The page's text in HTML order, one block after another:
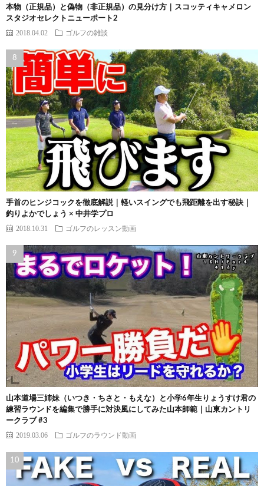
本物（正規品）と偽物（非正規品）の見分け方｜スコッティキャメロン
スタジオセレクトニューポート2
2018.04.02 ゴルフの雑談
手首のヒンジコックを徹底解説｜軽いスイングでも飛距離を出す秘訣｜
釣りよかでしょう × 中井学プロ
2018.10.31 ゴルフのレッスン動画
山本道場三姉妹（いつき・ちさと・もえな）と小学6年生りょうすけ君の
練習ラウンドを編集で勝手に対決風にしてみた山本師範｜山東カントリ
ークラブ #3
2019.03.06 ゴルフのラウンド動画